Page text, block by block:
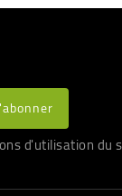
d'utilisation du